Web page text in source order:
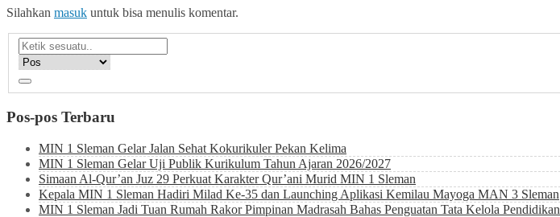
Silahkan masuk untuk bisa menulis komentar.
Pos-pos Terbaru
MIN 1 Sleman Gelar Jalan Sehat Kokurikuler Pekan Kelima
MIN 1 Sleman Gelar Uji Publik Kurikulum Tahun Ajaran 2026/2027
Simaan Al-Qur’an Juz 29 Perkuat Karakter Qur’ani Murid MIN 1 Sleman
Kepala MIN 1 Sleman Hadiri Milad Ke-35 dan Launching Aplikasi Kemilau Mayoga MAN 3 Sleman
MIN 1 Sleman Jadi Tuan Rumah Rakor Pimpinan Madrasah Bahas Penguatan Tata Kelola Pendidikan